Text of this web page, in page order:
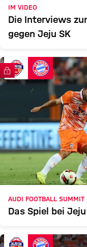
IM VIDEO
Die Interviews
gegen Jeju SK
FC Bayern TV PLUS
AUDI FOOTBALL SUMMIT
Das Spiel bei